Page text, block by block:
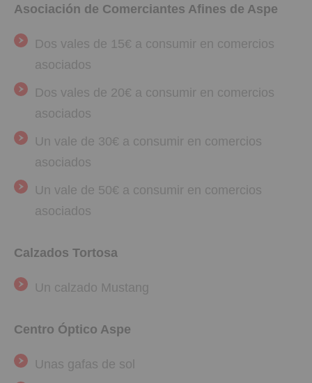
Asociación de Comerciantes Afines de Aspe
Dos vales de 15€ a consumir en comercios
asociados
Dos vales de 20€ a consumir en comercios
asociados
Un vale de 30€ a consumir en comercios
asociados
Un vale de 50€ a consumir en comercios
asociados
Calzados Tortosa
Un calzado Mustang
Centro Óptico Aspe
Unas gafas de sol